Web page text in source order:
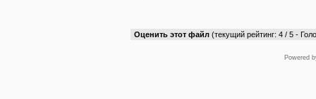
Оценить этот файл (текущий рейтинг: 4 / 5 -
Powered